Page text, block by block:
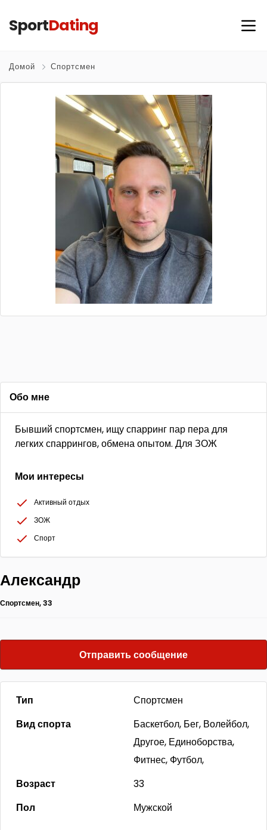
SportDating
Домой Спортсмен
Обо мне
Бывший спортсмен, ищу спарринг пар пера для
легких спаррингов, обмена опытом. Для ЗОЖ
Мои интересы
Активный отдых
ЗОЖ
Спорт
Александр
Спортсмен, 33
Отправить сообщение
Тип
Спортсмен
Вид спорта
Баскетбол, Бег, Волейбол,
Другое, Единоборства,
Фитнес, Футбол,
Возраст
33
Пол
Мужской